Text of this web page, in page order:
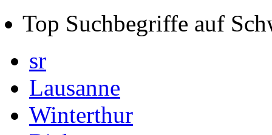
Top Suchbegriffe auf
sr
Lausanne
Winterthur